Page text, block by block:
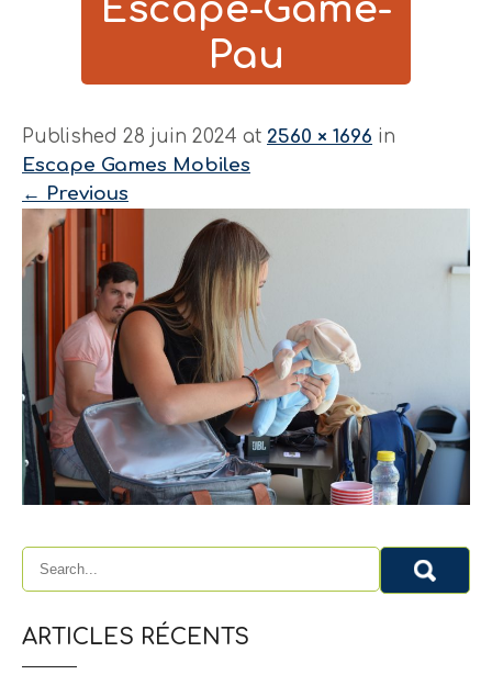
Escape-Game-
Pau
Published 28 juin 2024 at 2560 × 1696 in
Escape Games Mobiles
← Previous
ARTICLES RÉCENTS